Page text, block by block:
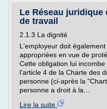
Le Réseau juridique
de travail
2.1.3 La dignité
L'employeur doit
appropriées en vue de
Cette obligation lui
l'article 4 de la Charte des
personne (ci-après la
personne a droit à la...
Lire la suite